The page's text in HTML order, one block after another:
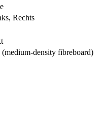
, Rechts
density fibreboard)